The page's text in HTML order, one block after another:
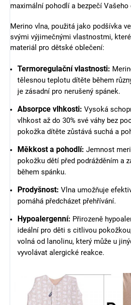
maximální pohodlí a bezpečí Vašeho
Merino vlna, použitá jako podšívka
svými výjimečnými vlastnostmi,
materiál pro dětské oblečení:
Termoregulační vlastnosti:
tělesnou teplotu dítěte během
je zásadní pro nerušený spánek.
Absorpce vlhkosti: Vysoká
vlhkost až do 30% své váhy bez
pokožka dítěte zůstává suchá a
Měkkost a pohodlí: Jemnost
pokožku dětí před podrážděním a
během spánku.
Prodyšnost: Vlna umožňuje
pomáhá předcházet přehřívání.
Hypoalergenní: Přirozeně
ideální pro děti s citlivou
volná od lanolinu, který může u
vyvolávat alergické reakce.